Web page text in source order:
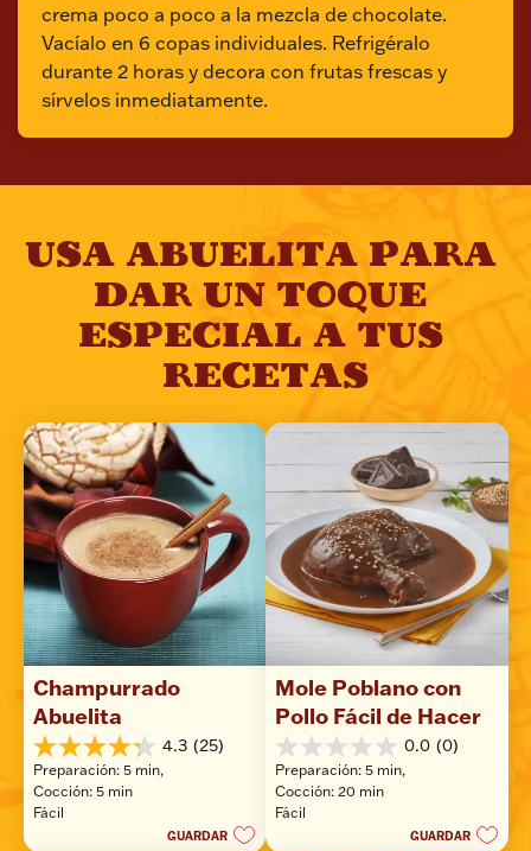
crema poco a poco a la mezcla de chocolate.
Vacíalo en 6 copas individuales. Refrigéralo
durante 2 horas y decora con frutas frescas y
sírvelos inmediatamente.
USA ABUELITA PARA
DAR UN TOQUE
ESPECIAL A TUS
RECETAS
Champurrado
Abuelita
4.3 (25)
4.3
de
5
estrellas.
Preparación: 5 min,
Cocción: 5 min
Fácil
GUARDAR
Mole Poblano con
Pollo Fácil de Hacer
0.0 (0)
0.0
de
5
estrellas.
Preparación: 5 min,
Cocción: 20 min
Fácil
GUARDAR